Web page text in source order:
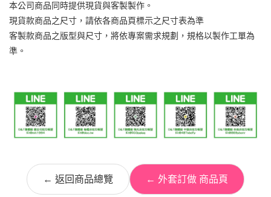
本公司商品同時提供現貨與客製製作。
現貨款商品之尺寸，請依各商品頁標示之尺寸表為準
客製款商品之版型與尺寸，將依專案需求規劃，規格以製作工單為
準。
← 返回商品總覽 ← 外套訂做 商品頁